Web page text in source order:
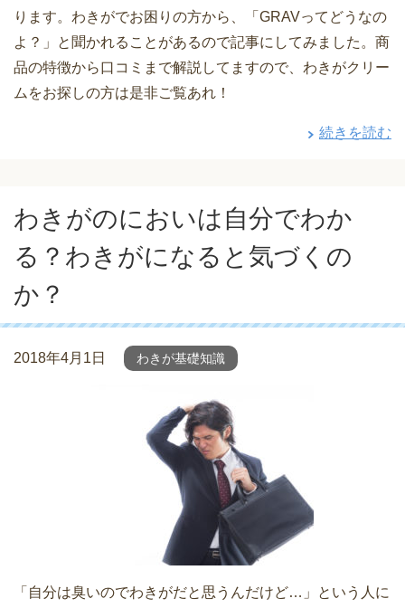
ります。わきがでお困りの方から、「GRAVってどうなの
よ？」と聞かれることがあるので記事にしてみました。商
品の特徴から口コミまで解説してますので、わきがクリー
ムをお探しの方は是非ご覧あれ！
続きを読む
わきがのにおいは自分でわか
る？わきがになると気づくの
か？
2018年4月1日 わきが基礎知識
「自分は臭いのでわきがだと思うんだけど…」という人に